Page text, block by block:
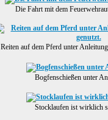
Die Fahrt mit dem
Reiten auf dem Pferd unter
Bogfenschießen unter
Stocklaufen ist wirklich